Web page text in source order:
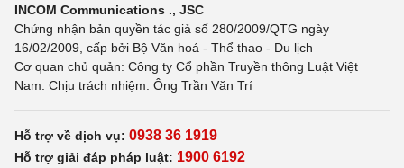
INCOM Communications ., JSC
Chứng nhận bản quyền tác giả số 280/2009/QTG ngày
16/02/2009, cấp bởi Bộ Văn hoá - Thể thao - Du lịch
Cơ quan chủ quản: Công ty Cổ phần Truyền thông Luật Việt
Nam. Chịu trách nhiệm: Ông Trần Văn Trí
Hỗ trợ về dịch vụ: 0938 36 1919
Hỗ trợ giải đáp pháp luật: 1900 6192